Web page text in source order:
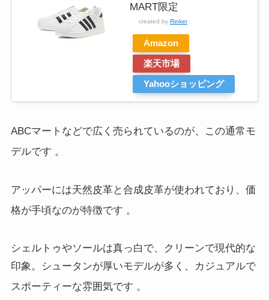
MART限定
created by Rinker
Amazon
楽天市場
Yahooショッピング
ABCマートなどで広く売られているのが、この通常モ
デルです 。
アッパーには天然皮革と合成皮革が使われており、価
格が手頃なのが特徴です 。
シェルトゥやソールは真っ白で、クリーンで現代的な
印象。シュータンが厚いモデルが多く、カジュアルで
スポーティーな雰囲気です 。